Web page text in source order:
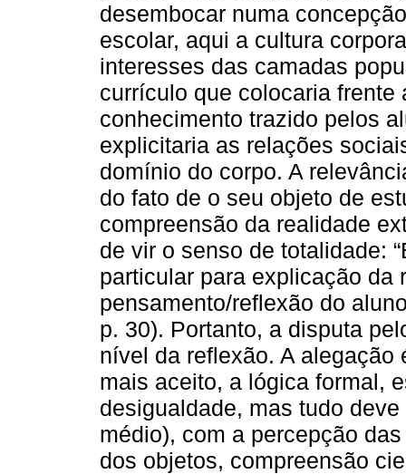
desembocar numa
escolar, aqui a cultura
interesses das camadas
currículo que colocaria
conhecimento trazido pelos
explicitaria as relações
domínio do corpo. A
do fato de o seu objeto de
compreensão da realidade
de vir o senso de totalidade:
particular para explicação da
pensamento/reflexão do
p. 30). Portanto, a disputa
nível da reflexão. A
mais aceito, a lógica formal,
desigualdade, mas tudo
médio), com a percepção
dos objetos, compreensão